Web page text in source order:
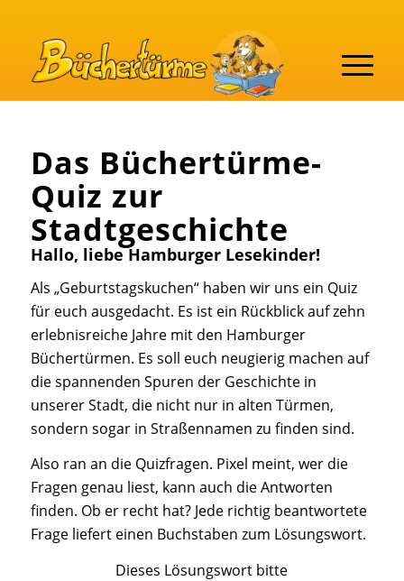
Das Büchertürme-
Quiz zur
Stadtgeschichte
Hallo, liebe Hamburger Lesekinder!
Als „Geburtstagskuchen“ haben wir uns ein Quiz
für euch ausgedacht. Es ist ein Rückblick auf zehn
erlebnisreiche Jahre mit den Hamburger
Büchertürmen. Es soll euch neugierig machen auf
die spannenden Spuren der Geschichte in
unserer Stadt, die nicht nur in alten Türmen,
sondern sogar in Straßennamen zu finden sind.
Also ran an die Quizfragen. Pixel meint, wer die
Fragen genau liest, kann auch die Antworten
finden. Ob er recht hat? Jede richtig beantwortete
Frage liefert einen Buchstaben zum Lösungswort.
Dieses Lösungswort bitte